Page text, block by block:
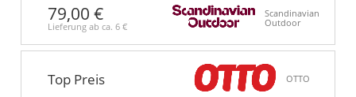
79,00 €
Lieferung ab ca. 6 €
Scandinavian
Outdoor
Top Preis OTTO